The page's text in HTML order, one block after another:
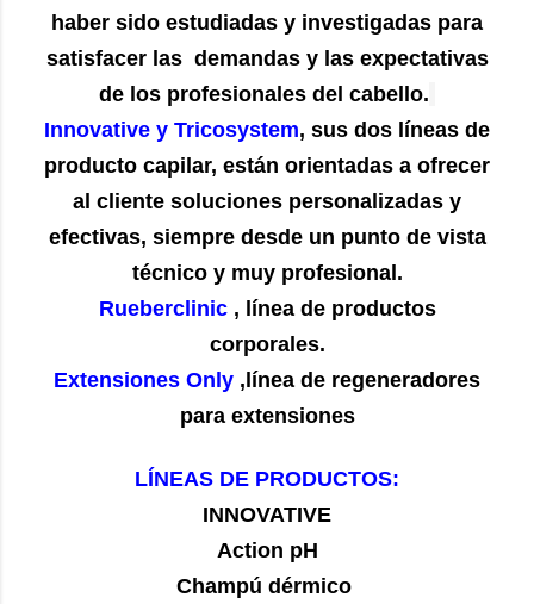
haber sido estudiadas y investigadas para
satisfacer las demandas y las expectativas
de los profesionales del cabello.
Innovative y Tricosystem, sus dos líneas de
producto capilar, están orientadas a ofrecer
al cliente soluciones personalizadas y
efectivas, siempre desde un punto de vista
técnico y muy profesional.
Rueberclinic, línea de productos
corporales.
Extensiones Only ,línea de regeneradores
para extensiones
LÍNEAS DE PRODUCTOS:
INNOVATIVE
Action pH
Champú dérmico